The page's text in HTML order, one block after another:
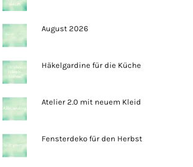
August 2026
Häkelgardine für die Küche
Atelier 2.0 mit neuem Kleid
Fensterdeko für den Herbst